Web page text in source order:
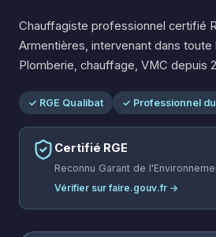
Chauffagiste professionnel certifié
Armentières, intervenant dans toute
Plomberie, chauffage, VMC depuis
✓ RGE Qualibat ✓ Professionnel
Certifié RGE
Reconnu Garant de
Vérifier sur faire.gouv.fr →